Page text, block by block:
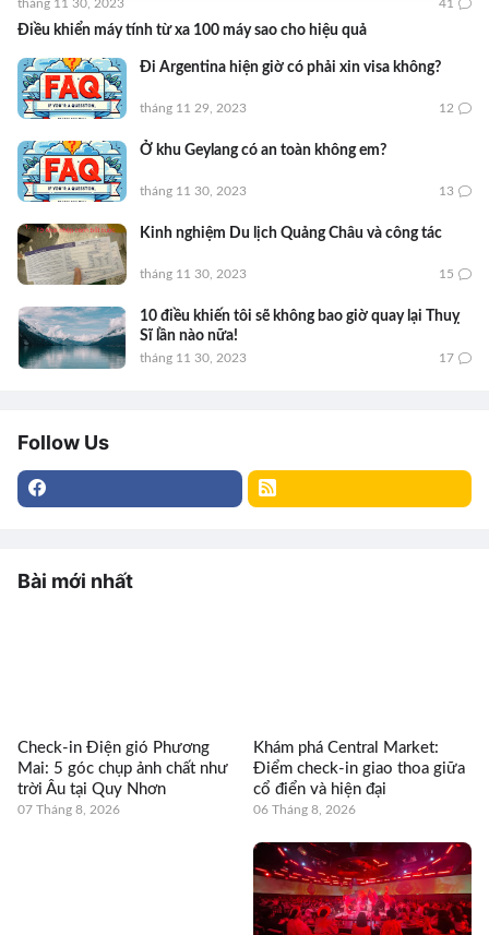
Điều khiển máy tính từ xa 100 máy sao cho hiệu quả
tháng 11 30, 2023 41
Đi Argentina hiện giờ có phải xin visa không?
tháng 11 29, 2023 12
Ở khu Geylang có an toàn không em?
tháng 11 30, 2023 13
Kinh nghiệm Du lịch Quảng Châu và công tác
tháng 11 30, 2023 15
10 điều khiến tôi sẽ không bao giờ quay lại Thuỵ
Sĩ lần nào nữa!
tháng 11 30, 2023 17
Follow Us
Bài mới nhất
Check-in Điện gió Phương
Mai: 5 góc chụp ảnh chất như
trời Âu tại Quy Nhơn
07 Tháng 8, 2026
Khám phá Central Market:
Điểm check-in giao thoa giữa
cổ điển và hiện đại
06 Tháng 8, 2026